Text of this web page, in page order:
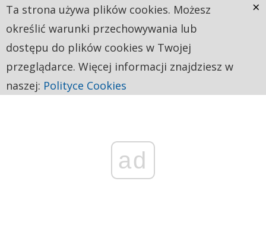
ad
Ta strona używa plików cookies. Możesz
określić warunki przechowywania lub
dostępu do plików cookies w Twojej
przeglądarce. Więcej informacji znajdziesz w
naszej: Polityce Cookies
×